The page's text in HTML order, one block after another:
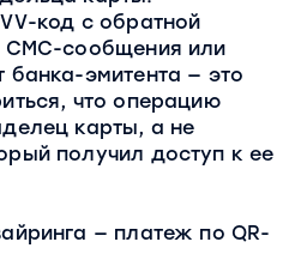
код с обратной
СМС-сообщения или
банка-эмитента — это
что операцию
карты, а не
получил доступ к ее
— платеж по QR-